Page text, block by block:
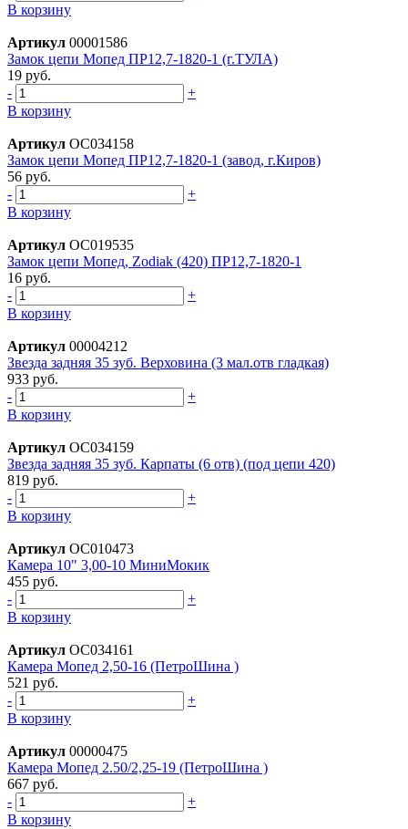
В корзину
Артикул 00001586
Замок цепи Мопед ПР12,7-1820-1 (г.ТУЛА)
19 руб.
-
+
В корзину
Артикул ОС034158
Замок цепи Мопед ПР12,7-1820-1 (завод, г.Киров)
56 руб.
-
+
В корзину
Артикул ОС019535
Замок цепи Мопед, Zodiak (420) ПР12,7-1820-1
16 руб.
-
+
В корзину
Артикул 00004212
Звезда задняя 35 зуб. Верховина (3 мал.отв гладкая)
933 руб.
-
+
В корзину
Артикул ОС034159
Звезда задняя 35 зуб. Карпаты (6 отв) (под цепи 420)
819 руб.
-
+
В корзину
Артикул ОС010473
Камера 10" 3,00-10 МиниМокик
455 руб.
-
+
В корзину
Артикул ОС034161
Камера Мопед 2,50-16 (ПетроШина )
521 руб.
-
+
В корзину
Артикул 00000475
Камера Мопед 2.50/2,25-19 (ПетроШина )
667 руб.
-
+
В корзину